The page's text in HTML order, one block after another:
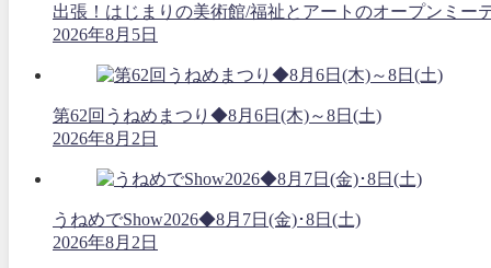
出張！はじまりの美術館/福祉とアートのオープンミー
2026年8月5日
第62回うねめまつり◆8月6日(木)～8日(土)
2026年8月2日
うねめでShow2026◆8月7日(金)･8日(土)
2026年8月2日